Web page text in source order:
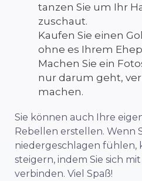
tanzen Sie um Ihr
zuschaut.
Kaufen Sie einen
ohne es Ihrem
Machen Sie ein
nur darum geht,
machen.
Sie können auch Ihre
Rebellen erstellen. Wenn
niedergeschlagen fühlen,
steigern, indem Sie sich
verbinden. Viel Spaß!